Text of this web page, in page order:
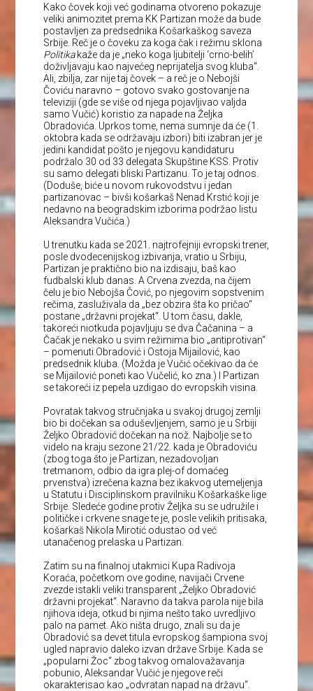
Kako čovek koji već godinama otvoreno pokazuje
veliki animozitet prema KK Partizan može da bude
postavljen za predsednika Košarkaškog saveza
Srbije. Reč je o čoveku za koga čak i režimu sklona
Politikakaže da je „neko koga ljubitelji ‘crno-belih’
doživljavaju kao najvećeg neprijatelja svog kluba“.
Ali, zbilja, zar nije taj čovek – a reč je o Nebojši
Čoviću naravno – gotovo svako gostovanje na
televiziji (gde se više od njega pojavljivao valjda
samo Vučić) koristio za napade na Željka
Obradovića. Uprkos tome, nema sumnje da će (1.
oktobra kada se održavaju izbori) biti izabran jer je
jedini kandidat pošto je njegovu kandidaturu
podržalo 30 od 33 delegata Skupštine KSS. Protiv
su samo delegati bliski Partizanu. To je taj odnos.
(Doduše, biće u novom rukovodstvu i jedan
partizanovac – bivši košarkaš Nenad Krstić koji je
nedavno na beogradskim izborima podržao listu
Aleksandra Vučića.)
U trenutku kada se 2021. najtrofejniji evropski trener,
posle dvodecenijskog izbivanja, vratio u Srbiju,
Partizan je praktično bio na izdisaju, baš kao
fudbalski klub danas. A Crvena zvezda, na čijem
čelu je bio Nebojša Čović, po njegovim sopstvenim
rečima, zasluživala da „bez obzira šta ko pričao“
postane „državni projekat“. U tom času, dakle,
takoreći niotkuda pojavljuju se dva Čačanina – a
Čačak je nekako u svim režimima bio „antiprotivan“
– pomenuti Obradović i Ostoja Mijailović, kao
predsednik kluba. (Možda je Vučić očekivao da će
se Mijailović poneti kao Vučelić, ko zna.) I Partizan
se takoreći iz pepela uzdigao do evropskih visina.
Povratak takvog stručnjaka u svakoj drugoj zemlji
bio bi dočekan sa oduševljenjem, samo je u Srbiji
Željko Obradović dočekan na nož. Najbolje se to
videlo na kraju sezone 21/22. kada je Obradoviću
(zbog toga što je Partizan, nezadovoljan
tretmanom, odbio da igra plej-of domaćeg
prvenstva) izrečena kazna bez ikakvog utemeljenja
u Statutu i Disciplinskom pravilniku Košarkaške lige
Srbije. Sledeće godine protiv Željka su se udružile i
političke i crkvene snage te je, posle velikih pritisaka,
košarkaš Nikola Mirotić odustao od već
utanačenog prelaska u Partizan.
Zatim su na finalnoj utakmici Kupa Radivoja
Koraća, početkom ove godine, navijači Crvene
zvezde istakli veliki transparent „Željko Obradović
državni projekat“. Naravno da takva parola nije bila
njihova ideja, otkud bi njima nešto tako uvredljivo
palo na pamet. Ako ništa drugo, znali su da je
Obradović sa devet titula evropskog šampiona svoj
ugled napravio daleko izvan države Srbije. Kada se
„popularni Žoc“ zbog takvog omalovažavanja
pobunio, Aleksandar Vučić je njegove reči
okarakterisao kao „odvratan napad na državu“.